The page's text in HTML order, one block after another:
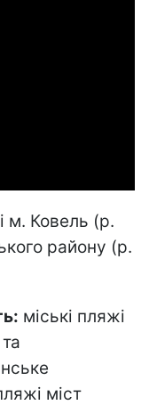
м. Ковель (р.
району (р.
міські пляжі
міст